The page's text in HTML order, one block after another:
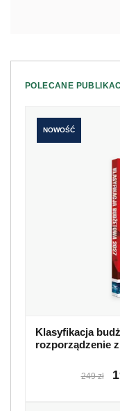
POLECANE
NOWOŚĆ
Klasyfikacja
rozporządzenie
249 zł